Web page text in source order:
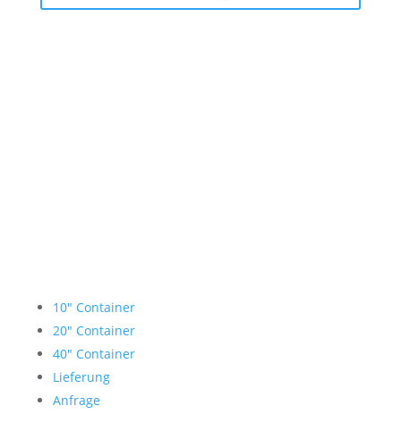
10″ Container
20″ Container
40″ Container
Lieferung
Anfrage